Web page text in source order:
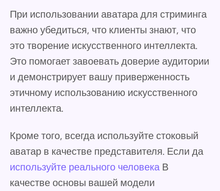
При использовании аватара для стриминга
важно убедиться, что клиенты знают, что
это творение искусственного интеллекта.
Это помогает завоевать доверие аудитории
и демонстрирует вашу приверженность
этичному использованию искусственного
интеллекта.
Кроме того, всегда используйте стоковый
аватар в качестве представителя. Если да
используйте реального человека В
качестве основы вашей модели